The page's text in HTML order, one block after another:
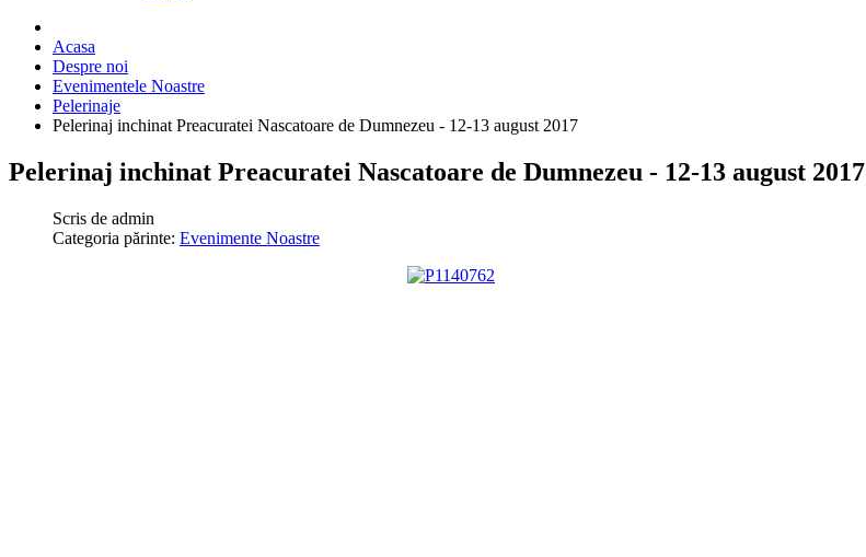
Acasa
Despre noi
Evenimentele Noastre
Pelerinaje
Pelerinaj inchinat Preacuratei Nascatoare de Dumnezeu - 12-13 august 2017
Pelerinaj inchinat Preacuratei Nascatoare de Dumnezeu - 12-13 august 2017
Scris de admin
Categoria părinte: Evenimente Noastre